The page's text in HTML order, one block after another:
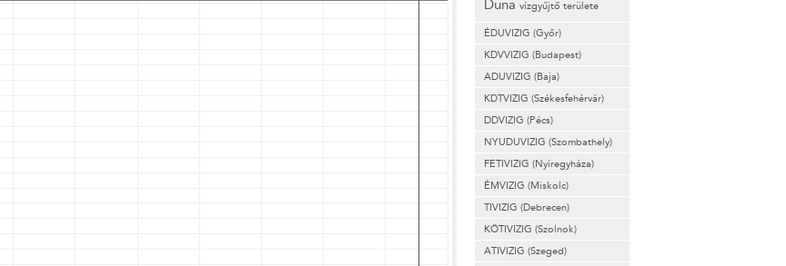
Duna vízgyűjtő területe
ÉDUVIZIG (Győr)
KDVVIZIG (Budapest)
ADUVIZIG (Baja)
KDTVIZIG (Székesfehérvár)
DDVIZIG (Pécs)
NYUDUVIZIG (Szombathely)
FETIVIZIG (Nyíregyháza)
ÉMVIZIG (Miskolc)
TIVIZIG (Debrecen)
KÖTIVIZIG (Szolnok)
ATIVIZIG (Szeged)